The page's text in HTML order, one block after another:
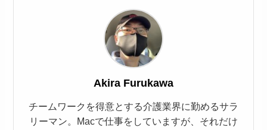
Akira Furukawa
チームワークを得意とする介護業界に勤めるサラ
リーマン。Macで仕事をしていますが、それだけ